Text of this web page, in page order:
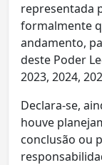
representada
formalmente
andamento,
deste Poder
2023, 2024,
Declara-se,
houve
conclusão ou